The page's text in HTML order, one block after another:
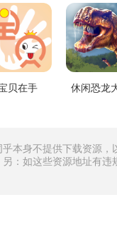
贝在手 休闲恐龙
本身不提供下载资源
：如这些资源地址有违